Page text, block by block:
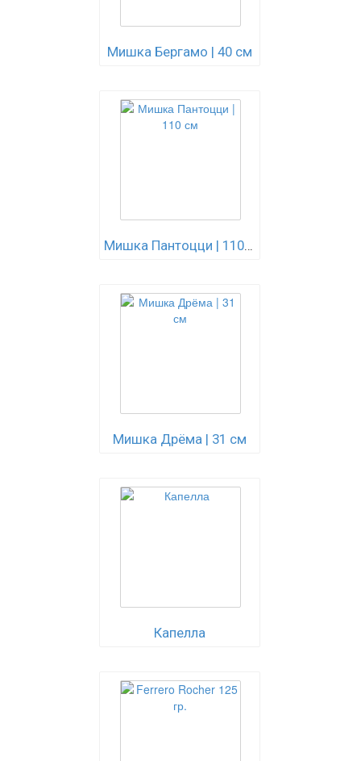
Мишка Бергамо | 40 см
Мишка Пантоцци | 110 см
Мишка Дрёма | 31 см
Капелла